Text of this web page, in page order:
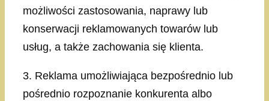
możliwości zastosowania, naprawy lub
konserwacji reklamowanych towarów lub
usług, a także zachowania się klienta.
3. Reklama umożliwiająca bezpośrednio lub
pośrednio rozpoznanie konkurenta albo